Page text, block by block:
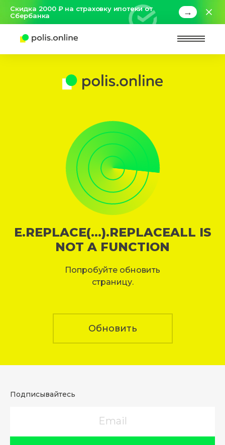
Скидка 2000 ₽ на страховку ипотеки от
Сбербанка
→
E.REPLACE(...).REPLACEALL IS
NOT A FUNCTION
Попробуйте обновить
страницу.
Обновить
Подписывайтесь